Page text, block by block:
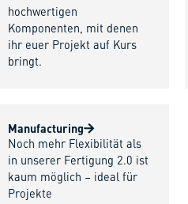
hochwertigen
Komponenten, mit denen
ihr euer Projekt auf Kurs
bringt.
Manufacturing
Noch mehr Flexibilität als
in unserer Fertigung 2.0 ist
kaum möglich – ideal für
Projekte